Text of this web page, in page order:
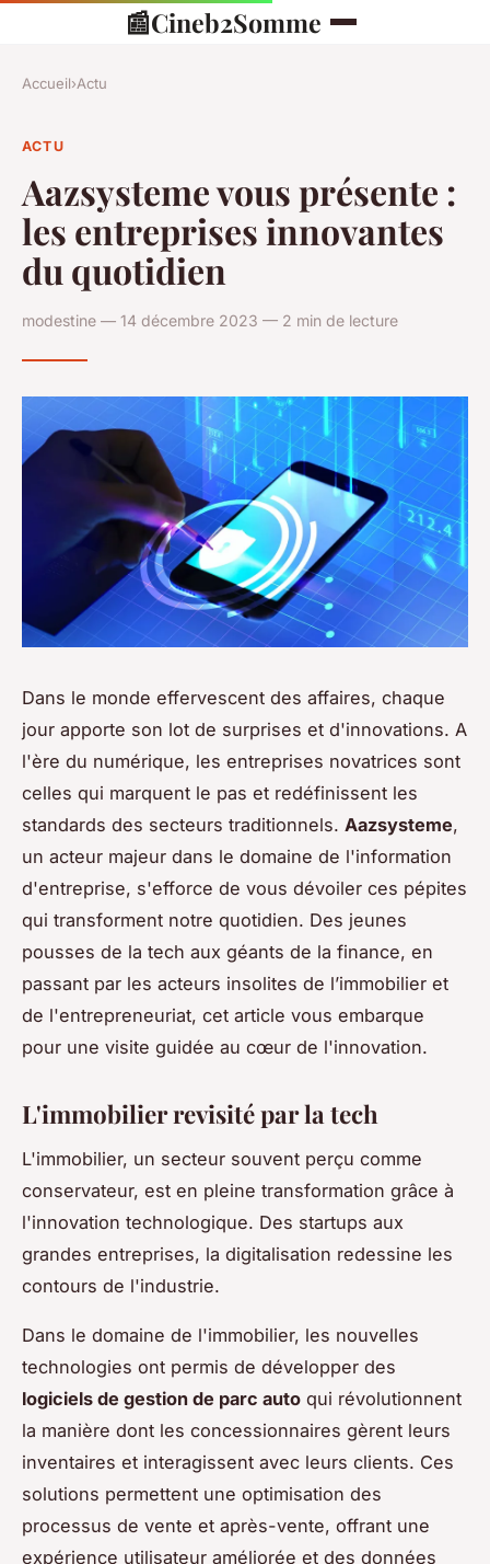
📰Cineb2Somme
Accueil›Actu
ACTU
Aazsysteme vous présente :
les entreprises innovantes
du quotidien
modestine — 14 décembre 2023 — 2 min de lecture
Dans le monde effervescent des affaires, chaque
jour apporte son lot de surprises et d'innovations. A
l'ère du numérique, les entreprises novatrices sont
celles qui marquent le pas et redéfinissent les
standards des secteurs traditionnels. Aazsysteme,
un acteur majeur dans le domaine de l'information
d'entreprise, s'efforce de vous dévoiler ces pépites
qui transforment notre quotidien. Des jeunes
pousses de la tech aux géants de la finance, en
passant par les acteurs insolites de l’immobilier et
de l'entrepreneuriat, cet article vous embarque
pour une visite guidée au cœur de l'innovation.
L'immobilier revisité par la tech
L'immobilier, un secteur souvent perçu comme
conservateur, est en pleine transformation grâce à
l'innovation technologique. Des startups aux
grandes entreprises, la digitalisation redessine les
contours de l'industrie.
Dans le domaine de l'immobilier, les nouvelles
technologies ont permis de développer des
logiciels de gestion de parc auto qui révolutionnent
la manière dont les concessionnaires gèrent leurs
inventaires et interagissent avec leurs clients. Ces
solutions permettent une optimisation des
processus de vente et après-vente, offrant une
expérience utilisateur améliorée et des données